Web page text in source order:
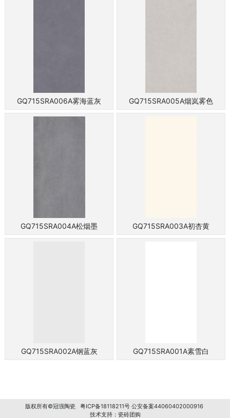
GQ715SRA006A雾海蓝灰 GQ715SRA005A烟岚雾色
GQ715SRA004A松烟墨 GQ715SRA003A初杏黄
GQ715SRA002A钢蓝灰 GQ715SRA001A素雪白
版权所有©冠强陶瓷 粤ICP备18118211号 公安备案44060402000916
技术支持： 瓷砖团购